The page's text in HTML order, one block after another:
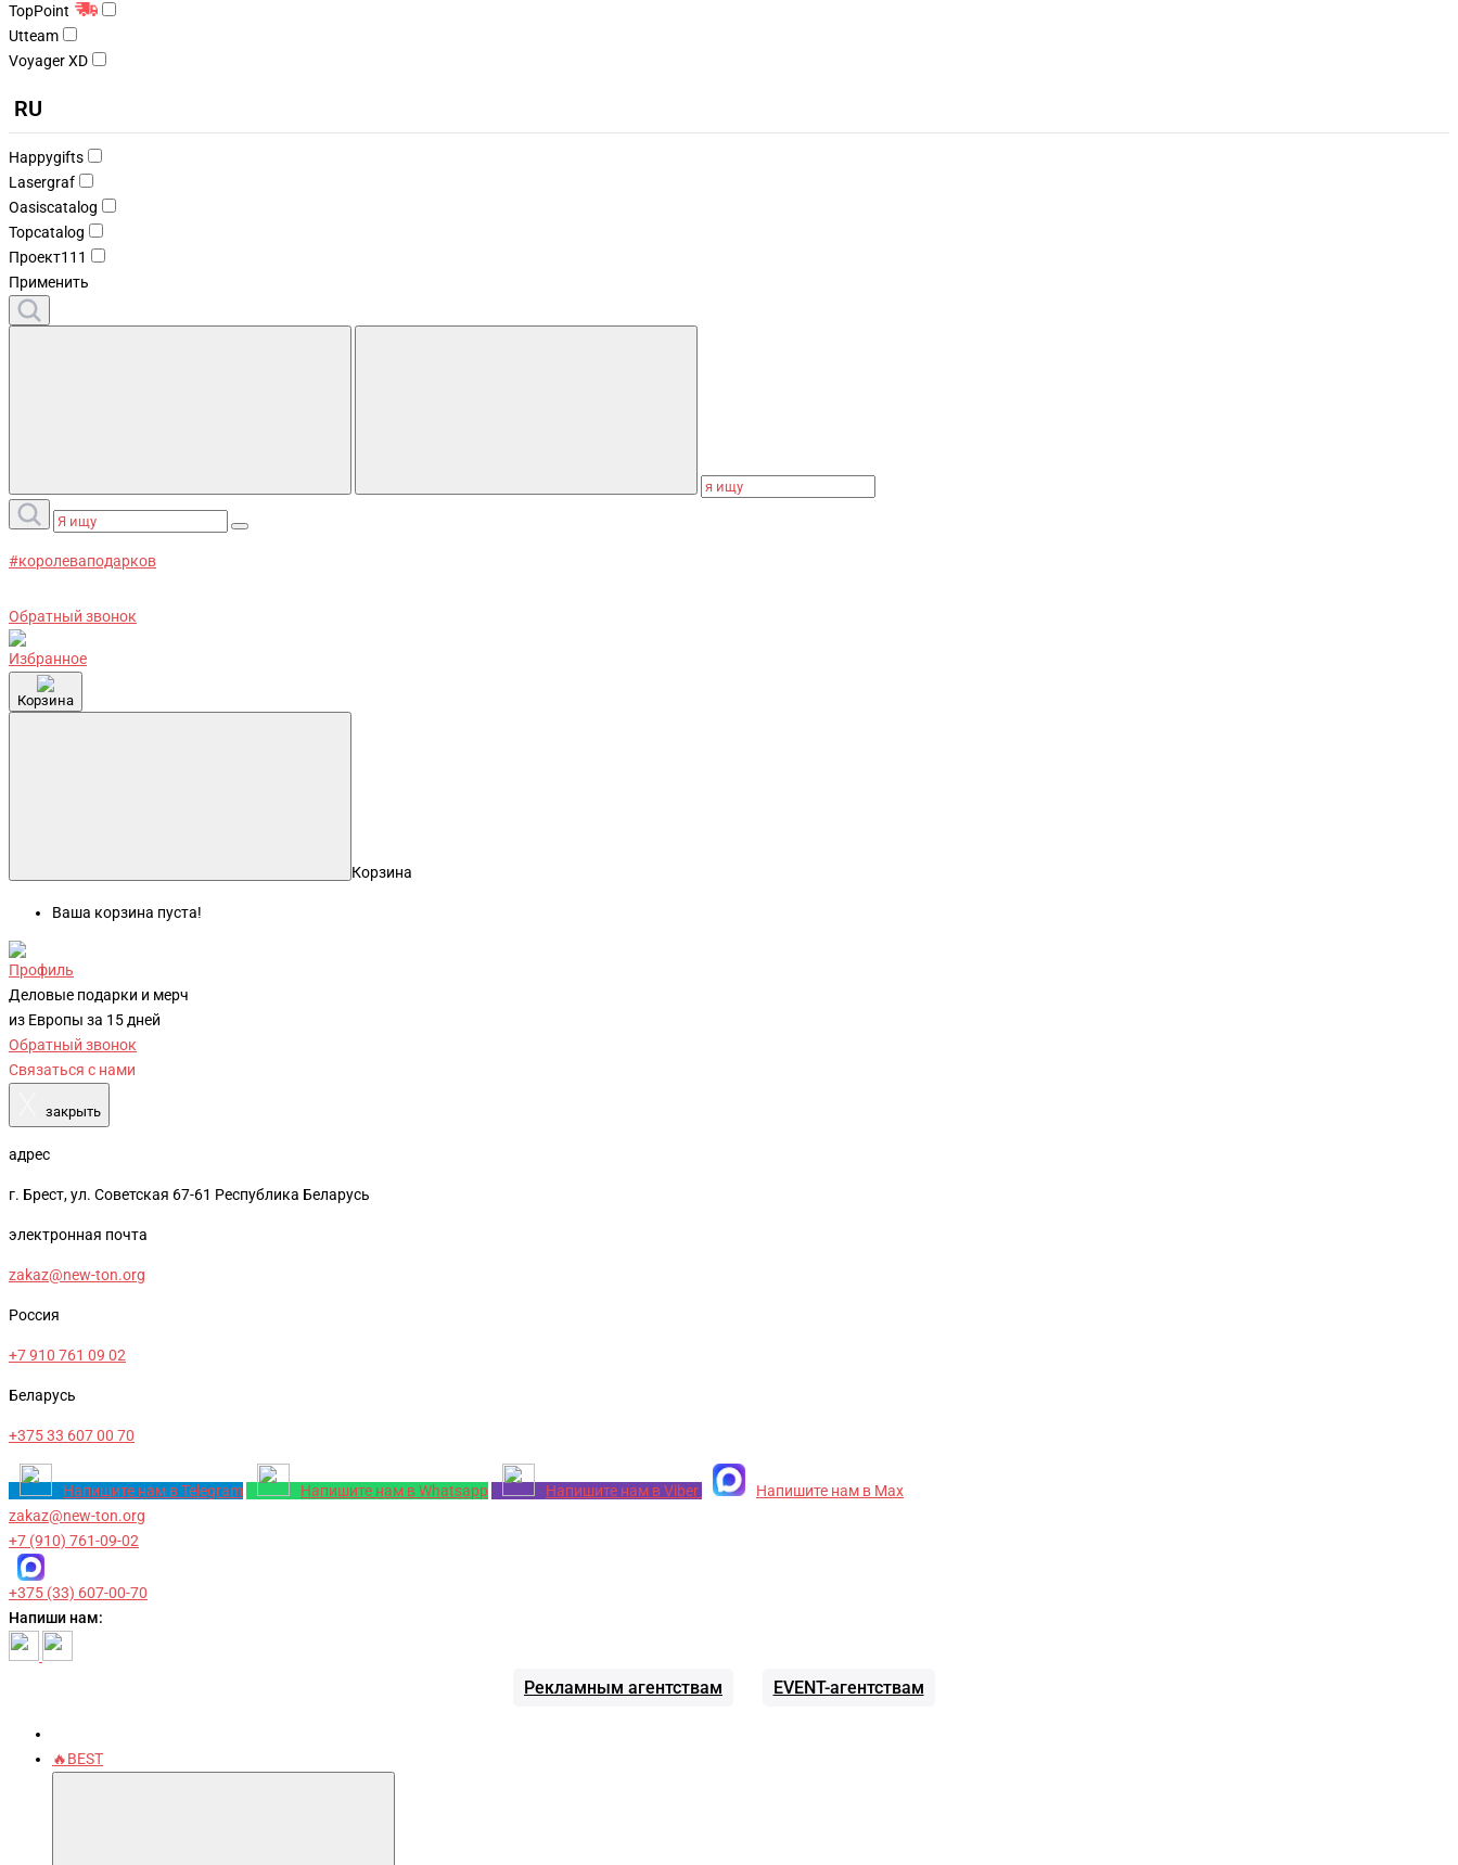
TopPoint
Utteam
Voyager XD
RU
Happygifts
Lasergraf
Oasiscatalog
Topcatalog
Проект111
Применить
#королеваподарков
Обратный звонок
Избранное
Корзина
Корзина
Ваша корзина пуста!
Профиль
Деловые подарки и мерч
из Европы за 15 дней
Обратный звонок
Связаться с нами
закрыть
адрес
г. Брест, ул. Советская 67-61 Республика Беларусь
электронная почта
zakaz@new-ton.org
Россия
+7 910 761 09 02
Беларусь
+375 33 607 00 70
Напишите нам в Telegram Напишите нам в Whatsapp Напишите нам в Viber
Напишите нам в Max
zakaz@new-ton.org
+7 (910) 761-09-02
+375 (33) 607-00-70
Напиши нам:
Рекламным агентствам EVENT-агентствам
🔥BEST